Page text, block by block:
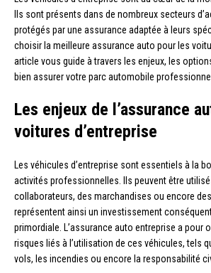
Ils sont présents dans de nombreux secteurs
protégés par une assurance adaptée à leurs
choisir la meilleure assurance auto pour les
article vous guide à travers les enjeux, les
bien assurer votre parc automobile
Les enjeux de l’assurance
voitures d’entreprise
Les véhicules d’entreprise sont essentiels à la
activités professionnelles. Ils peuvent être
collaborateurs, des marchandises ou encore
représentent ainsi un investissement
primordiale. L’assurance auto entreprise a pour
risques liés à l’utilisation de ces véhicules, tels
vols, les incendies ou encore la responsabilité